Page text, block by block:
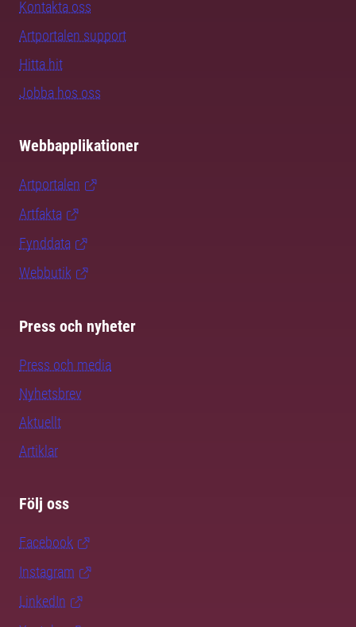
Kontakta oss
Artportalen support
Hitta hit
Jobba hos oss
Webbapplikationer
Artportalen
Artfakta
Fynddata
Webbutik
Press och nyheter
Press och media
Nyhetsbrev
Aktuellt
Artiklar
Följ oss
Facebook
Instagram
LinkedIn